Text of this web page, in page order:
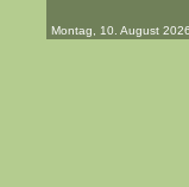
Montag, 10. August 2026